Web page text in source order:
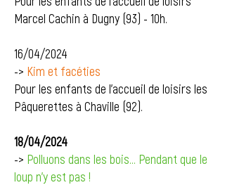
Marcel Cachin à Dugny (93) - 10h.
16/04/2024
-> Kim et facéties
Pour les enfants de l'accueil de loisirs les
Pâquerettes à Chaville (92).
18/04/2024
-> Polluons dans les bois... Pendant que le
loup n'y est pas !